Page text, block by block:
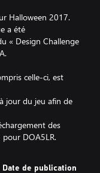
Halloween 2017.
a été
« Design Challenge
celle-ci, est
jour du jeu afin de
des
DOA5LR.
Date de publication